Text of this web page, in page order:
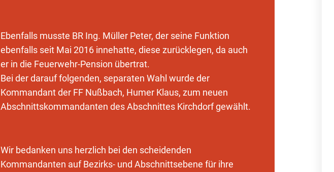
Ebenfalls musste BR Ing. Müller Peter, der seine Funktion
ebenfalls seit Mai 2016 innehatte, diese zurücklegen, da auch
er in die Feuerwehr-Pension übertrat.
Bei der darauf folgenden, separaten Wahl wurde der
Kommandant der FF Nußbach, Humer Klaus, zum neuen
Abschnittskommandanten des Abschnittes Kirchdorf gewählt.
Wir bedanken uns herzlich bei den scheidenden
Kommandanten auf Bezirks- und Abschnittsebene für ihre